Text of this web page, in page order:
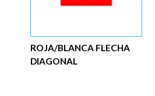
ROJA/BLANCA FLECHA
DIAGONAL